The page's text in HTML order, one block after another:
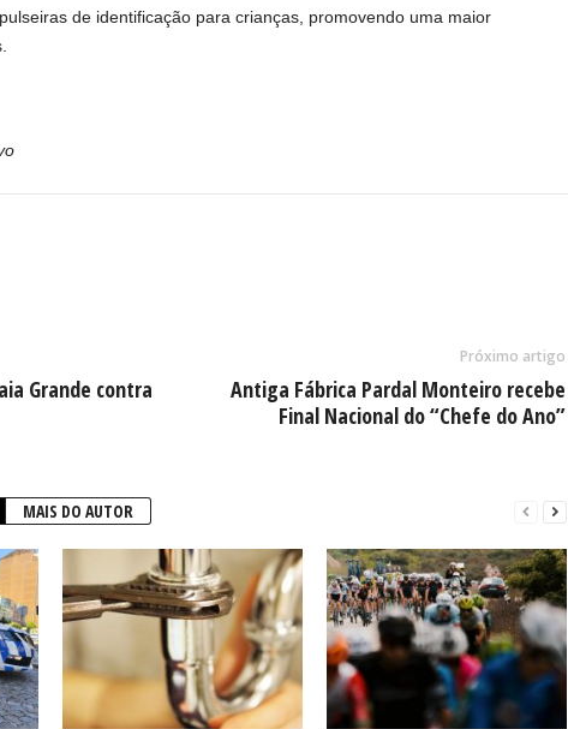
de identificação para crianças, promovendo uma maior
Grande contra
Próximo artigo
Antiga Fábrica Pardal Monteiro recebe
Final Nacional do “Chefe do Ano”
MAIS DO AUTOR